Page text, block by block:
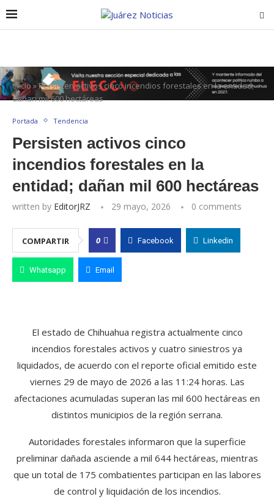
Inicio»Persisten activos cinco incendios forestales en la entidad;
dañan mil 600 hectáreas
Portada Tendencia
Persisten activos cinco
incendios forestales en la
entidad; dañan mil 600 hectáreas
written by EditorJRZ 29 mayo, 2026 0 comments
COMPARTIR 0 Facebook Linkedin
Whatsapp Email
El estado de Chihuahua registra actualmente cinco
incendios forestales activos y cuatro siniestros ya
liquidados, de acuerdo con el reporte oficial emitido este
viernes 29 de mayo de 2026 a las 11:24 horas. Las
afectaciones acumuladas superan las mil 600 hectáreas en
distintos municipios de la región serrana.
Autoridades forestales informaron que la superficie
preliminar dañada asciende a mil 644 hectáreas, mientras
que un total de 175 combatientes participan en las labores
de control y liquidación de los incendios.